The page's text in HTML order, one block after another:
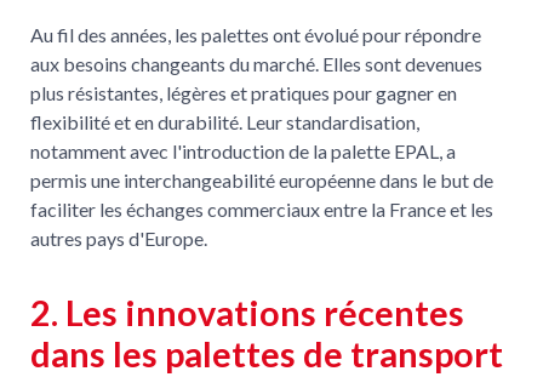
Au fil des années, les palettes ont évolué pour répondre
aux besoins changeants du marché. Elles sont devenues
plus résistantes, légères et pratiques pour gagner en
flexibilité et en durabilité. Leur standardisation,
notamment avec l'introduction de la palette EPAL, a
permis une interchangeabilité européenne dans le but de
faciliter les échanges commerciaux entre la France et les
autres pays d'Europe.
2. Les innovations récentes
dans les palettes de transport